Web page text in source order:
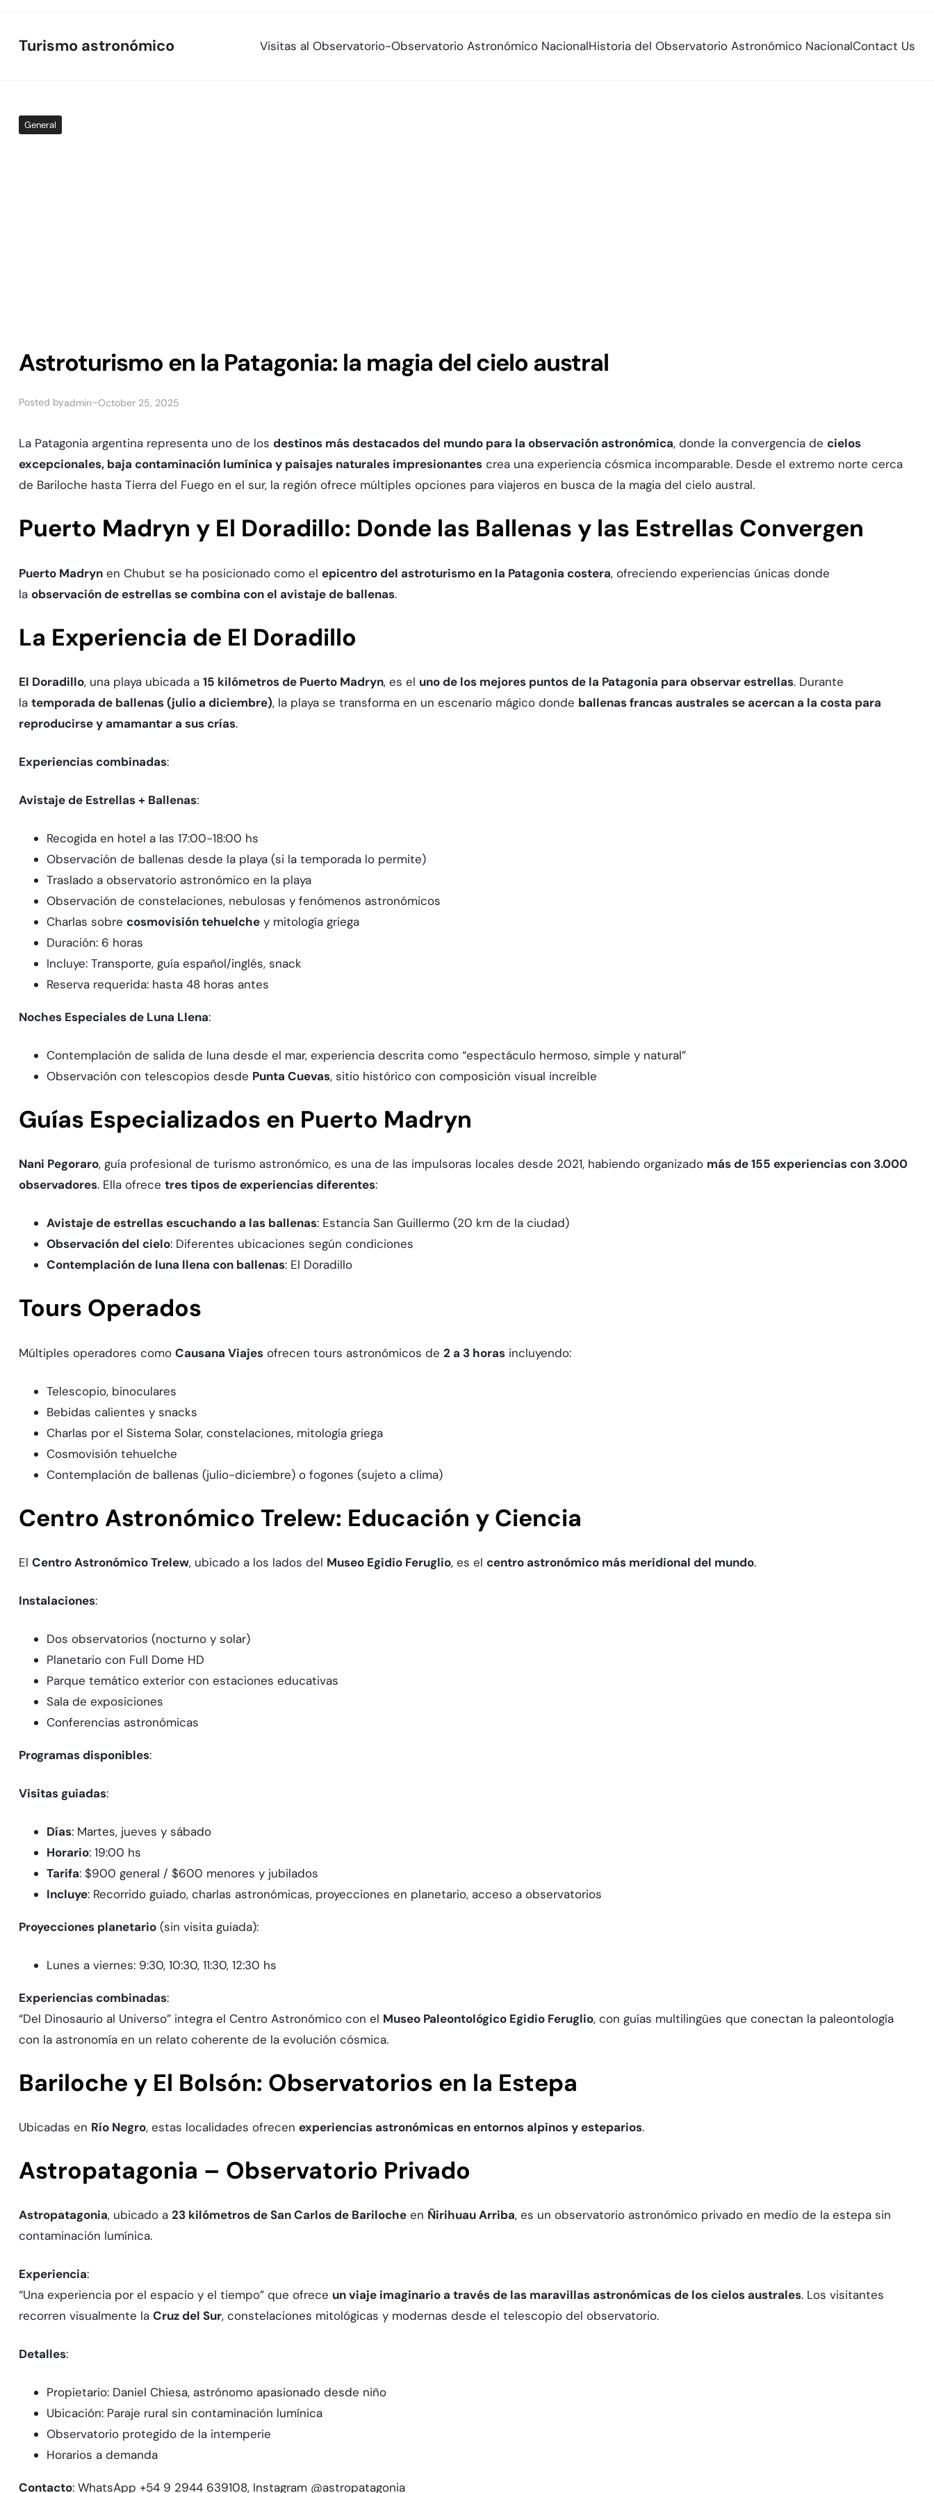
to
Turismo astronómico Visitas al Observatorio-Observatorio Astronómico NacionalHistoria del Observatorio Astronómico NacionalContact Us
General
Astroturismo en la Patagonia: la magia del cielo austral
Posted byadmin–October 25, 2025
La Patagonia argentina representa uno de los destinos más destacados del mundo para la observación astronómica, donde la convergencia de cielos
excepcionales, baja contaminación lumínica y paisajes naturales impresionantescrea una experiencia cósmica incomparable. Desde el extremo norte cerca
de Bariloche hasta Tierra del Fuego en el sur, la región ofrece múltiples opciones para viajeros en busca de la magia del cielo austral.​
Puerto Madryn y El Doradillo: Donde las Ballenas y las Estrellas Convergen
Puerto Madrynen Chubut se ha posicionado como el epicentro del astroturismo en la Patagonia costera, ofreciendo experiencias únicas donde
la observación de estrellas se combina con el avistaje de ballenas.​
La Experiencia de El Doradillo
El Doradillo, una playa ubicada a 15 kilómetros de Puerto Madryn, es el uno de los mejores puntos de la Patagonia para observar estrellas. Durante
la temporada de ballenas (julio a diciembre), la playa se transforma en un escenario mágico donde ballenas francas australes se acercan a la costa para
reproducirse y amamantar a sus crías.​
Experiencias combinadas:​
Avistaje de Estrellas + Ballenas:
Recogida en hotel a las 17:00-18:00 hs
Observación de ballenas desde la playa (si la temporada lo permite)
Traslado a observatorio astronómico en la playa
Observación de constelaciones, nebulosas y fenómenos astronómicos
Charlas sobre cosmovisión tehuelchey mitología griega
Duración: 6 horas
Incluye: Transporte, guía español/inglés, snack
Reserva requerida: hasta 48 horas antes
Noches Especiales de Luna Llena:​
Contemplación de salida de luna desde el mar, experiencia descrita como “espectáculo hermoso, simple y natural”
Observación con telescopios desde Punta Cuevas, sitio histórico con composición visual increíble
Guías Especializados en Puerto Madryn
Nani Pegoraro, guía profesional de turismo astronómico, es una de las impulsoras locales desde 2021, habiendo organizado más de 155 experiencias con 3.000
observadores. Ella ofrece tres tipos de experiencias diferentes:​
Avistaje de estrellas escuchando a las ballenas: Estancia San Guillermo (20 km de la ciudad)
Observación del cielo: Diferentes ubicaciones según condiciones
Contemplación de luna llena con ballenas: El Doradillo
Tours Operados
Múltiples operadores como Causana Viajesofrecen tours astronómicos de 2 a 3 horasincluyendo:​
Telescopio, binoculares
Bebidas calientes y snacks
Charlas por el Sistema Solar, constelaciones, mitología griega
Cosmovisión tehuelche
Contemplación de ballenas (julio-diciembre) o fogones (sujeto a clima)
Centro Astronómico Trelew: Educación y Ciencia
El Centro Astronómico Trelew, ubicado a los lados del Museo Egidio Feruglio, es el centro astronómico más meridional del mundo.​
Instalaciones:​
Dos observatorios (nocturno y solar)
Planetario con Full Dome HD
Parque temático exterior con estaciones educativas
Sala de exposiciones
Conferencias astronómicas
Programas disponibles:​
Visitas guiadas:
Días: Martes, jueves y sábado
Horario: 19:00 hs
Tarifa: $900 general / $600 menores y jubilados
Incluye: Recorrido guiado, charlas astronómicas, proyecciones en planetario, acceso a observatorios
Proyecciones planetario(sin visita guiada):
Lunes a viernes: 9:30, 10:30, 11:30, 12:30 hs
Experiencias combinadas:​
“Del Dinosaurio al Universo” integra el Centro Astronómico con el Museo Paleontológico Egidio Feruglio, con guías multilingües que conectan la paleontología
con la astronomía en un relato coherente de la evolución cósmica.​
Bariloche y El Bolsón: Observatorios en la Estepa
Ubicadas en Río Negro, estas localidades ofrecen experiencias astronómicas en entornos alpinos y esteparios.​
Astropatagonia – Observatorio Privado
Astropatagonia, ubicado a 23 kilómetros de San Carlos de Barilocheen Ñirihuau Arriba, es un observatorio astronómico privado en medio de la estepa sin
contaminación lumínica.​
Experiencia:​
“Una experiencia por el espacio y el tiempo” que ofrece un viaje imaginario a través de las maravillas astronómicas de los cielos australes. Los visitantes
recorren visualmente la Cruz del Sur, constelaciones mitológicas y modernas desde el telescopio del observatorio.​
Detalles:​
Propietario: Daniel Chiesa, astrónomo apasionado desde niño
Ubicación: Paraje rural sin contaminación lumínica
Observatorio protegido de la intemperie
Horarios a demanda
Contacto: WhatsApp +54 9 2944 639108, Instagram @astropatagonia​